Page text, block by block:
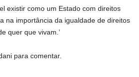
existir como um Estado com direitos
na importância da igualdade de direitos
quer que vivam.’
para comentar.